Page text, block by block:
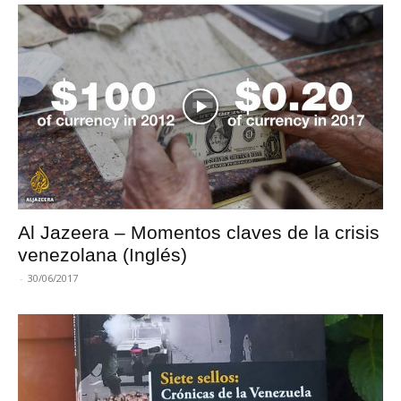
Al Jazeera – Momentos claves de la crisis
venezolana (Inglés)
- 30/06/2017